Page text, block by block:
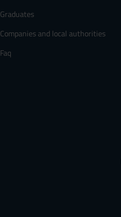
Graduates
Companies and local authorities
Faq